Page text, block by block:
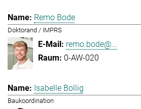
Remo Bode
Doktorand / IMPRS
remo.bode@...
0-AW-020
Isabelle Bollig
Baukoordination